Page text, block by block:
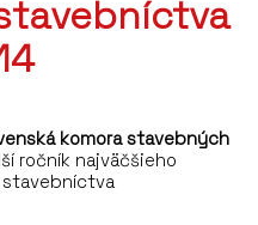
komora stavebných
ročník najväčšieho